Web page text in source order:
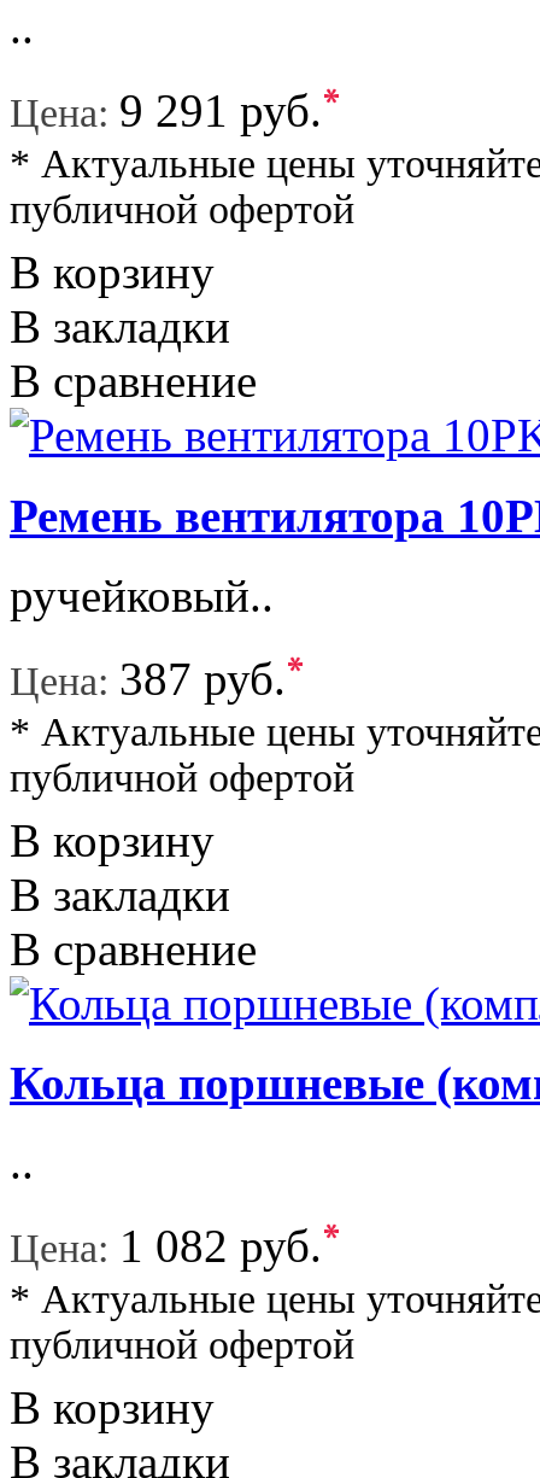
..
Цена: 9 291 руб.*
* Актуальные цены
публичной офертой
В корзину
В закладки
В сравнение
Ремень вентилятора
ручейковый..
Цена: 387 руб.*
* Актуальные цены
публичной офертой
В корзину
В закладки
В сравнение
Кольца поршневые
..
Цена: 1 082 руб.*
* Актуальные цены
публичной офертой
В корзину
В закладки